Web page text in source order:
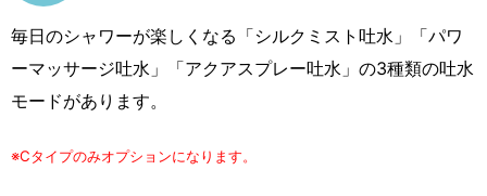
毎日のシャワーが楽しくなる「シルクミスト吐水」「パワ
ーマッサージ吐水」「アクアスプレー吐水」の3種類の吐水
モードがあります。
※Cタイプのみオプションになります。